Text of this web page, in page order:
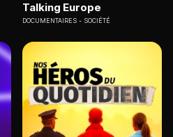
Talking Europe
DOCUMENTAIRES SOCIÉTÉ